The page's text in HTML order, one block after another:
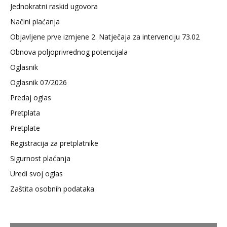
Jednokratni raskid ugovora
Načini plaćanja
Objavljene prve izmjene 2. Natječaja za intervenciju 73.02
Obnova poljoprivrednog potencijala
Oglasnik
Oglasnik 07/2026
Predaj oglas
Pretplata
Pretplate
Registracija za pretplatnike
Sigurnost plaćanja
Uredi svoj oglas
Zaštita osobnih podataka